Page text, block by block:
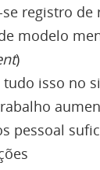
registro de
modelo
)
tudo isso no
pessoal